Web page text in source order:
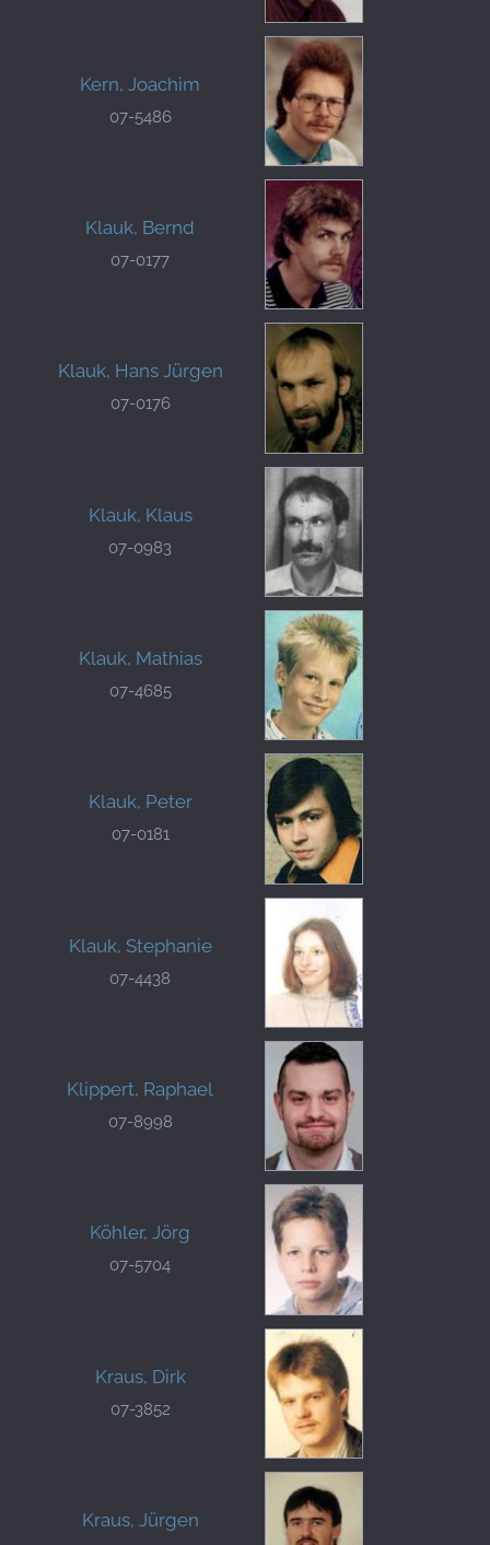
Kern, Joachim
07-5486
Klauk, Bernd
07-0177
Klauk, Hans Jürgen
07-0176
Klauk, Klaus
07-0983
Klauk, Mathias
07-4685
Klauk, Peter
07-0181
Klauk, Stephanie
07-4438
Klippert, Raphael
07-8998
Köhler, Jörg
07-5704
Kraus, Dirk
07-3852
Kraus, Jürgen